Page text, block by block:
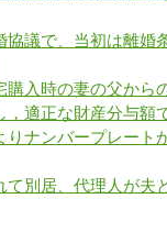
議で、当初は離
入時の妻の父か
適正な財産分与額
ナンバープレー
別居、代理人が